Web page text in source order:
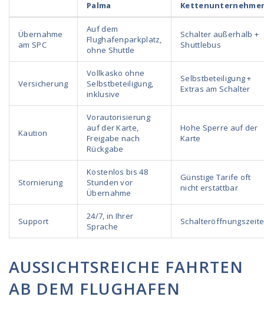
Palma
Übernahme
am SPC
Auf dem
Flughafenparkplatz,
ohne Shuttle
Schalter außerhalb +
Shuttlebus
Versicherung
Vollkasko ohne
Selbstbeteiligung,
inklusive
Selbstbeteiligung +
Extras am Schalter
Kaution
Vorautorisierung
auf der Karte,
Freigabe nach
Rückgabe
Hohe Sperre auf der
Karte
Stornierung
Kostenlos bis 48
Stunden vor
Übernahme
Günstige Tarife oft
nicht erstattbar
Support
24/7, in Ihrer
Sprache
AUSSICHTSREICHE FAHRTEN
AB DEM FLUGHAFEN